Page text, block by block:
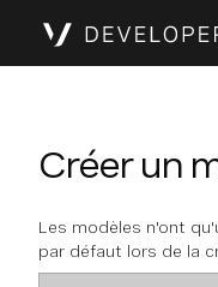
Créer un
Les modèles n'ont
par défaut lors de la